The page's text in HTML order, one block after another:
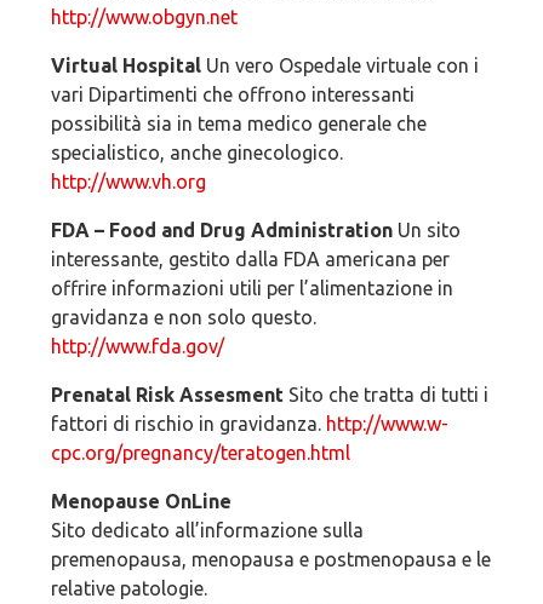
http://www.obgyn.net
Virtual HospitalUn vero Ospedale virtuale con i
vari Dipartimenti che offrono interessanti
possibilità sia in tema medico generale che
specialistico, anche ginecologico.
http://www.vh.org
FDA – Food and Drug AdministrationUn sito
interessante, gestito dalla FDA americana per
offrire informazioni utili per l’alimentazione in
gravidanza e non solo questo.
http://www.fda.gov/
Prenatal Risk AssesmentSito che tratta di tutti i
fattori di rischio in gravidanza. http://www.w-
cpc.org/pregnancy/teratogen.html
Menopause OnLine
Sito dedicato all’informazione sulla
premenopausa, menopausa e postmenopausa e le
relative patologie.